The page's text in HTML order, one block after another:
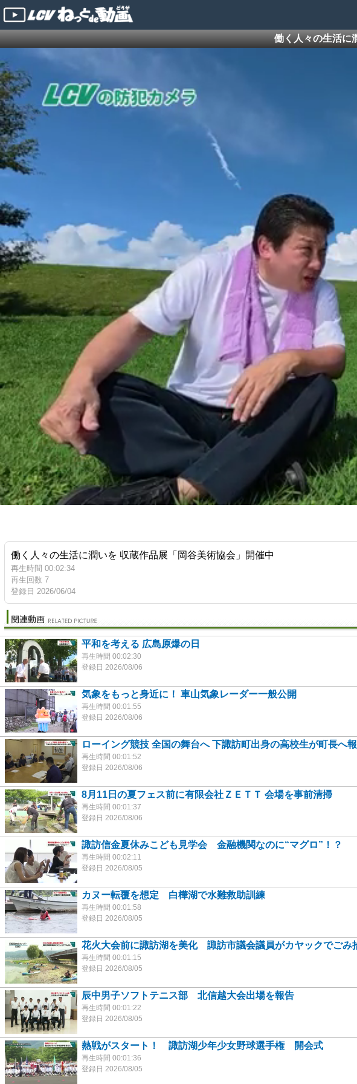
働く人々の生活に
働く人々の生活に潤いを 収蔵作品展「岡谷美術協会」開催中
再生時間 00:02:34
再生回数 7
登録日 2026/06/04
平和を考える 広島原爆の日
再生時間 00:02:30
登録日 2026/08/06
気象をもっと身近に！ 車山気象レーダー一般公開
再生時間 00:01:55
登録日 2026/08/06
ローイング競技 全国の舞台へ 下諏訪町出身の高校生が町長へ
再生時間 00:01:52
登録日 2026/08/06
8月11日の夏フェス前に有限会社ＺＥＴＴ 会場を事前清掃
再生時間 00:01:37
登録日 2026/08/06
諏訪信金夏休みこども見学会 金融機関なのに“マグロ”！？
再生時間 00:02:11
登録日 2026/08/05
カヌー転覆を想定 白樺湖で水難救助訓練
再生時間 00:01:58
登録日 2026/08/05
花火大会前に諏訪湖を美化 諏訪市議会議員がカヤックでごみ
再生時間 00:01:15
登録日 2026/08/05
辰中男子ソフトテニス部 北信越大会出場を報告
再生時間 00:01:22
登録日 2026/08/05
熱戦がスタート！ 諏訪湖少年少女野球選手権 開会式
再生時間 00:01:36
登録日 2026/08/05